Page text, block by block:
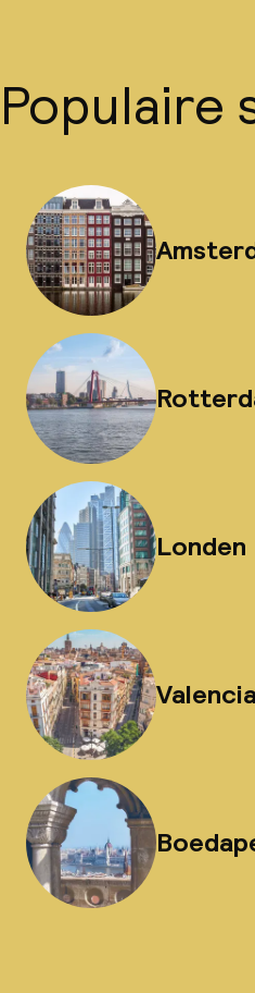
Populaire
Londen